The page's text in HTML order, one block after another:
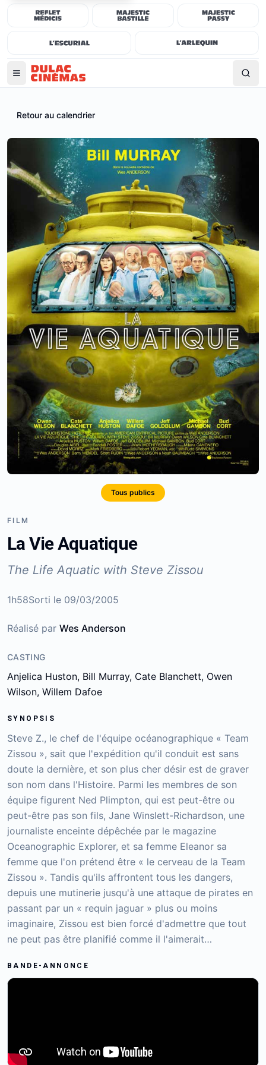
Retour au calendrier
Tous publics
FILM
La Vie Aquatique
The Life Aquatic with Steve Zissou
1h58Sorti le 09/03/2005
Réalisé par Wes Anderson
CASTING
Anjelica Huston, Bill Murray, Cate Blanchett, Owen
Wilson, Willem Dafoe
SYNOPSIS
Steve Z., le chef de l'équipe océanographique « Team
Zissou », sait que l'expédition qu'il conduit est sans
doute la dernière, et son plus cher désir est de graver
son nom dans l'Histoire. Parmi les membres de son
équipe figurent Ned Plimpton, qui est peut-être ou
peut-être pas son fils, Jane Winslett-Richardson, une
journaliste enceinte dépêchée par le magazine
Oceanographic Explorer, et sa femme Eleanor sa
femme que l'on prétend être « le cerveau de la Team
Zissou ». Tandis qu'ils affrontent tous les dangers,
depuis une mutinerie jusqu'à une attaque de pirates en
passant par un « requin jaguar » plus ou moins
imaginaire, Zissou est bien forcé d'admettre que tout
ne peut pas être planifié comme il l'aimerait…
BANDE-ANNONCE